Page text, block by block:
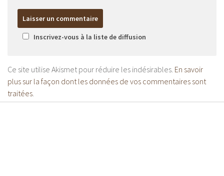
Inscrivez-vous à la liste de diffusion
Ce site utilise Akismet pour réduire les indésirables. En savoir
plus sur la façon dont les données de vos commentaires sont
traitées